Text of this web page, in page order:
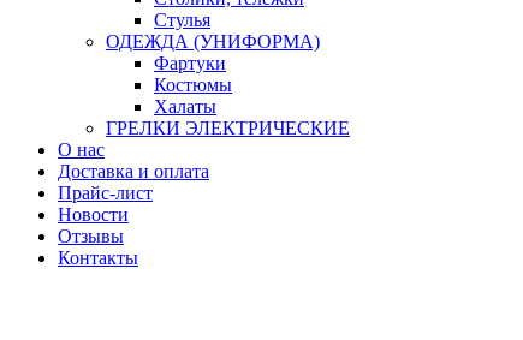
Стулья
ОДЕЖДА (УНИФОРМА)
Фартуки
Костюмы
Халаты
ГРЕЛКИ ЭЛЕКТРИЧЕСКИЕ
О нас
Доставка и оплата
Прайс-лист
Новости
Отзывы
Контакты